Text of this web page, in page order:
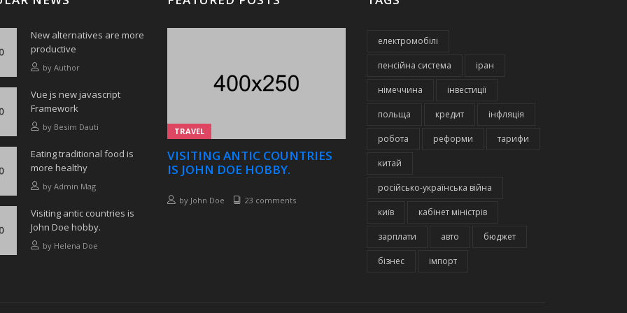
New alternatives are more
productive
by Author
Vue js new javascript
Framework
by Besim Dauti
Eating traditional food is
more healthy
by Admin Mag
Visiting antic countries is
John Doe hobby.
by Helena Doe
TRAVEL
VISITING ANTIC COUNTRIES
IS JOHN DOE HOBBY.
by John Doe 23 comments
електромобілі
пенсійна система іран
німеччина інвестиції
польща кредит інфляція
робота реформи тарифи
китай
російсько-українська війна
київ кабінет міністрів
зарплати авто бюджет
бізнес імпорт